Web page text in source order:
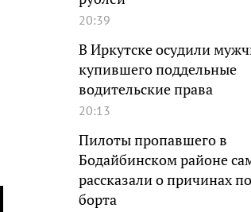
20:39
В Иркутске осудили
купившего поддельные
водительские права
20:13
Пилоты пропавшего в
Бодайбинском районе
рассказали о причинах
борта